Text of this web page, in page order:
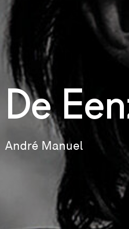
De
André Manuel